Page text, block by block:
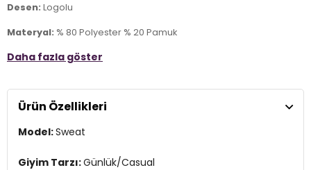
Desen: Logolu
Materyal: % 80 Polyester % 20 Pamuk
Yaka Tipi:Dik Yaka
Kol Tipi: Uzun Kol
Cep:Cepli
Kumaş Tipi: Belirtilmemiş
Daha fazla göster
Ürün Özellikleri
Model:Sweat
Giyim Tarzı:Günlük/Casual